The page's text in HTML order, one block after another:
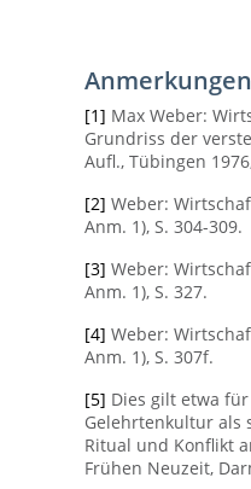
Anmerkungen
[1] Max Weber:
Grundriss der
Aufl., Tübingen
[2] Weber:
Anm. 1), S. 304-309.
[3] Weber:
Anm. 1), S. 327.
[4] Weber:
Anm. 1), S. 307f.
[5] Dies gilt etwa
Gelehrtenkultur als
Ritual und Konflikt
Frühen Neuzeit,